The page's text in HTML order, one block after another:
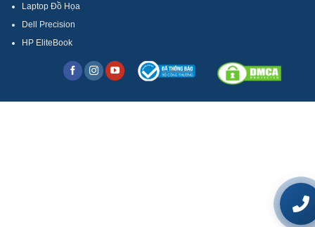
Laptop Đồ Họa
Dell Precision
HP EliteBook